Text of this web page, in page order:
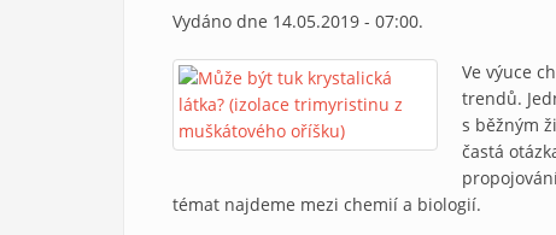
Vydáno dne 14.05.2019 - 07:00.
Ve výuce
trendů.
s běžným
častá
témat najdeme mezi chemií a biologií.